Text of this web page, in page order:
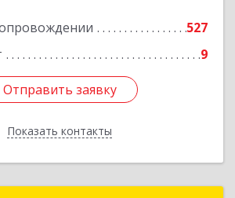
527
9
Отправить заявку
Показать контакты
Отправить заявку
Назад